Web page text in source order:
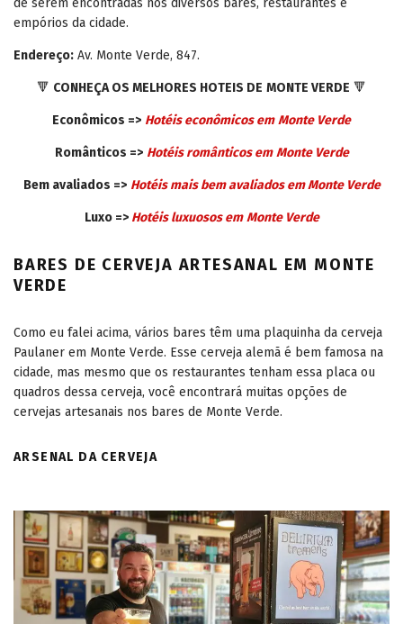
de serem encontradas nos diversos bares, restaurantes e
empórios da cidade.
Endereço: Av. Monte Verde, 847.
🔻 CONHEÇA OS MELHORES HOTEIS DE MONTE VERDE 🔻
Econômicos => Hotéis econômicos em Monte Verde
Românticos => Hotéis românticos em Monte Verde
Bem avaliados => Hotéis mais bem avaliados em Monte Verde
Luxo => Hotéis luxuosos em Monte Verde
BARES DE CERVEJA ARTESANAL EM MONTE
VERDE
Como eu falei acima, vários bares têm uma plaquinha da cerveja
Paulaner em Monte Verde. Esse cerveja alemã é bem famosa na
cidade, mas mesmo que os restaurantes tenham essa placa ou
quadros dessa cerveja, você encontrará muitas opções de
cervejas artesanais nos bares de Monte Verde.
ARSENAL DA CERVEJA